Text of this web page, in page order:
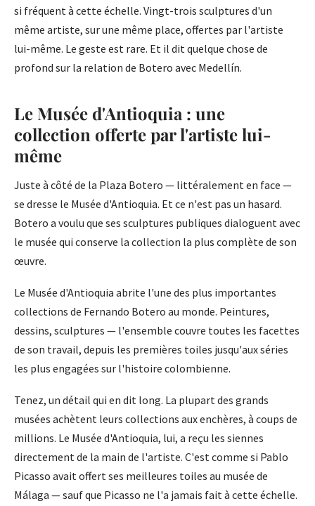
si fréquent à cette échelle. Vingt-trois sculptures d'un
même artiste, sur une même place, offertes par l'artiste
lui-même. Le geste est rare. Et il dit quelque chose de
profond sur la relation de Botero avec Medellín.
Le Musée d'Antioquia : une
collection offerte par l'artiste lui-
même
Juste à côté de la Plaza Botero — littéralement en face —
se dresse le Musée d'Antioquia. Et ce n'est pas un hasard.
Botero a voulu que ses sculptures publiques dialoguent avec
le musée qui conserve la collection la plus complète de son
œuvre.
Le Musée d'Antioquia abrite l'une des plus importantes
collections de Fernando Botero au monde. Peintures,
dessins, sculptures — l'ensemble couvre toutes les facettes
de son travail, depuis les premières toiles jusqu'aux séries
les plus engagées sur l'histoire colombienne.
Tenez, un détail qui en dit long. La plupart des grands
musées achètent leurs collections aux enchères, à coups de
millions. Le Musée d'Antioquia, lui, a reçu les siennes
directement de la main de l'artiste. C'est comme si Pablo
Picasso avait offert ses meilleures toiles au musée de
Málaga — sauf que Picasso ne l'a jamais fait à cette échelle.